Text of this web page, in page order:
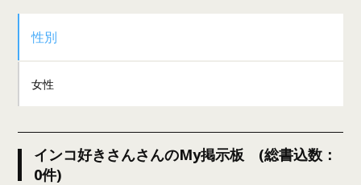
性別
女性
インコ好きさんさんのMy掲示板 (総書込数：
0件)